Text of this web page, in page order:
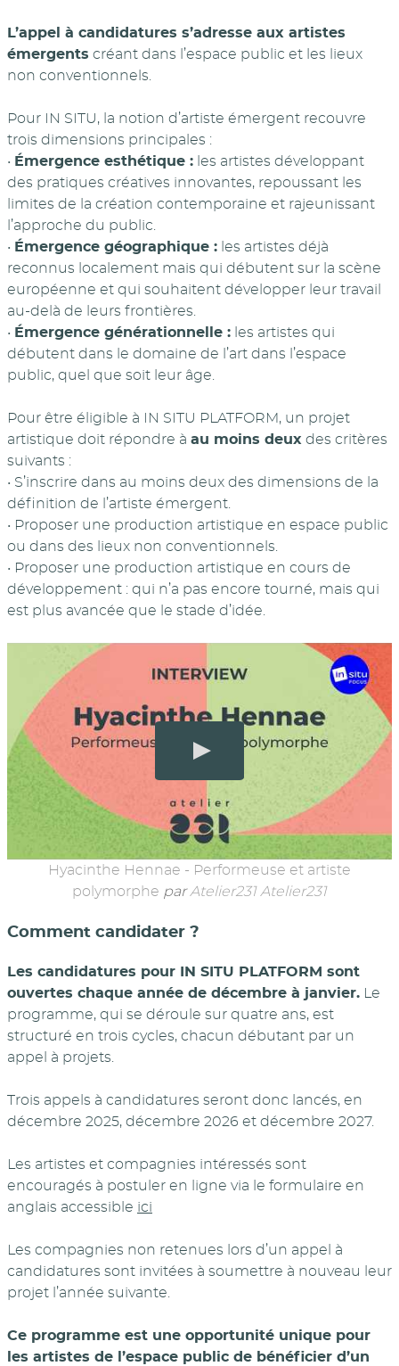
L’appel à candidatures s’adresse aux artistes
émergents créant dans l’espace public et les lieux
non conventionnels.
Pour IN SITU, la notion d’artiste émergent recouvre
trois dimensions principales :
• Émergence esthétique : les artistes développant
des pratiques créatives innovantes, repoussant les
limites de la création contemporaine et rajeunissant
l’approche du public.
• Émergence géographique : les artistes déjà
reconnus localement mais qui débutent sur la scène
européenne et qui souhaitent développer leur travail
au-delà de leurs frontières.
• Émergence générationnelle : les artistes qui
débutent dans le domaine de l’art dans l’espace
public, quel que soit leur âge.
Pour être éligible à IN SITU PLATFORM, un projet
artistique doit répondre à au moins deux des critères
suivants :
• S’inscrire dans au moins deux des dimensions de la
définition de l’artiste émergent.
• Proposer une production artistique en espace public
ou dans des lieux non conventionnels.
• Proposer une production artistique en cours de
développement : qui n’a pas encore tourné, mais qui
est plus avancée que le stade d’idée.
Hyacinthe Hennae - Performeuse et artiste
polymorphe parAtelier231 Atelier231
Comment candidater ?
Les candidatures pour IN SITU PLATFORM sont
ouvertes chaque année de décembre à janvier. Le
programme, qui se déroule sur quatre ans, est
structuré en trois cycles, chacun débutant par un
appel à projets.
Trois appels à candidatures seront donc lancés, en
décembre 2025, décembre 2026 et décembre 2027.
Les artistes et compagnies intéressés sont
encouragés à postuler en ligne via le formulaire en
anglais accessible ici
Les compagnies non retenues lors d’un appel à
candidatures sont invitées à soumettre à nouveau leur
projet l’année suivante.
Ce programme est une opportunité unique pour
les artistes de l’espace public de bénéficier d’un